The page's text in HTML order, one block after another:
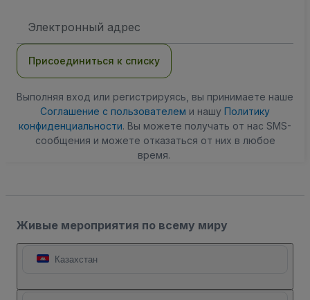
электронной
Присоединиться к списку
Выполняя вход или регистрируясь, вы принимаете наше
Соглашение с пользователем и нашу Политику
конфиденциальности. Вы можете получать от нас SMS-
сообщения и можете отказаться от них в любое
время.
Живые мероприятия по всему миру
Казахстан